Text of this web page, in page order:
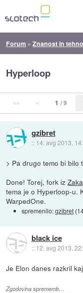
Forum »Znanost in
Hyperloop
«« « 1 / 9
gzibret
:: 14. avg 2013,
> Pa drugo temo bi bilo
Done! Torej, fork iz
tema je o Hyperloop-u.
WarpedOne.
spremenilo:gzibret (
black ice
:: 12. avg 2013,
Je Elon danes razkril
Zgodovina sprememb…